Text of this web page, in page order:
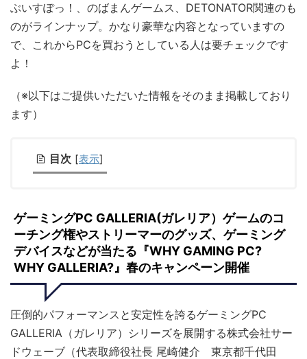
ぶいすぽっ！、のばまんゲームス、DETONATOR関連のも
のがラインナップ。かなり豪華な内容となっていますの
で、これからPCを買おうとしている人は要チェックです
よ！
（※以下はご提供いただいた情報をそのまま掲載しており
ます）
目次 [表示]
ゲーミングPC GALLERIA(ガレリア）ゲームのコ
ーチング権やストリーマーのグッズ、ゲーミング
デバイスなどが当たる『WHY GAMING PC?
WHY GALLERIA?』春のキャンペーン開催
圧倒的パフォーマンスと安定性を誇るゲーミングPC
GALLERIA（ガレリア）シリーズを展開する株式会社サー
ドウェーブ（代表取締役社長 尾崎健介 東京都千代田